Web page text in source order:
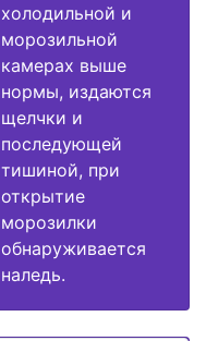
холодильной и
морозильной
камерах выше
нормы, издаются
щелчки и
последующей
тишиной, при
открытие
морозилки
обнаруживается
наледь.